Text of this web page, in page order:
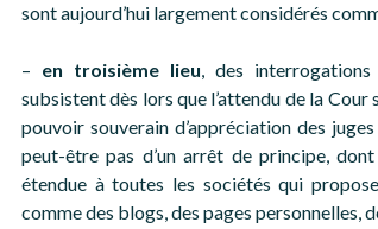
sont aujourd’hui largement considérés
– en troisième lieu, des
subsistent dès lors que l’attendu de la Cour
pouvoir souverain d’appréciation des
peut-être pas d’un arrêt de principe,
étendue à toutes les sociétés qui
comme des blogs, des pages personnelles,